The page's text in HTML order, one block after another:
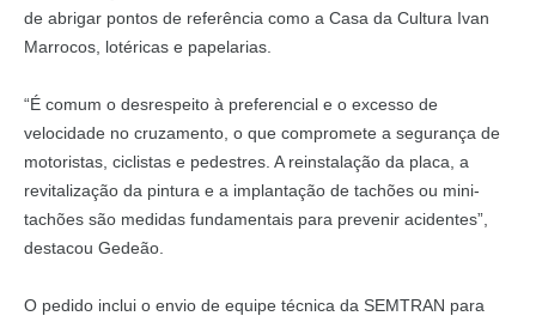
de abrigar pontos de referência como a Casa da Cultura Ivan
Marrocos, lotéricas e papelarias.
“É comum o desrespeito à preferencial e o excesso de
velocidade no cruzamento, o que compromete a segurança de
motoristas, ciclistas e pedestres. A reinstalação da placa, a
revitalização da pintura e a implantação de tachões ou mini-
tachões são medidas fundamentais para prevenir acidentes”,
destacou Gedeão.
O pedido inclui o envio de equipe técnica da SEMTRAN para